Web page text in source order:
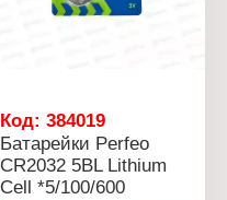
Код:384019
Батарейки Perfeo
CR2032 5BL Lithium
Cell *5/100/600